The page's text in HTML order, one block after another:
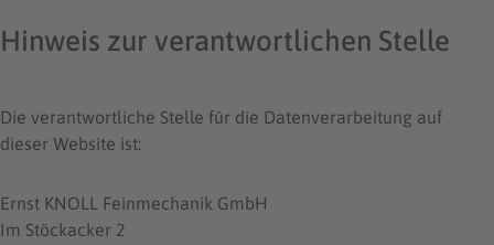
Hinweis zur verantwortlichen Stelle
Die verantwortliche Stelle für die Datenverarbeitung auf
dieser Website ist:
Ernst KNOLL Feinmechanik GmbH
Im Stöckacker 2